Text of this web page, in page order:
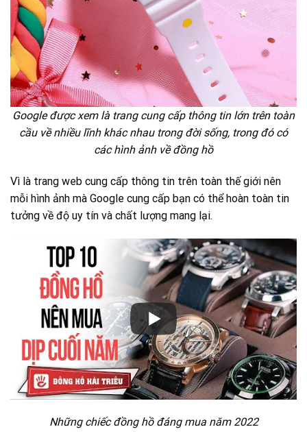
Google được xem là trang cung cấp thông tin lớn trên toàn
cầu về nhiều lĩnh khác nhau trong đời sống, trong đó có
các hình ảnh về đồng hồ
Vì là trang web cung cấp thông tin trên toàn thế giới nên
mỗi hình ảnh mà Google cung cấp bạn có thể hoàn toàn tin
tưởng về độ uy tín và chất lượng mang lại.
Những chiếc đồng hồ đáng mua năm 2022